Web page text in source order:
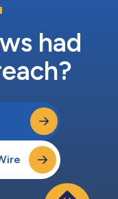
had